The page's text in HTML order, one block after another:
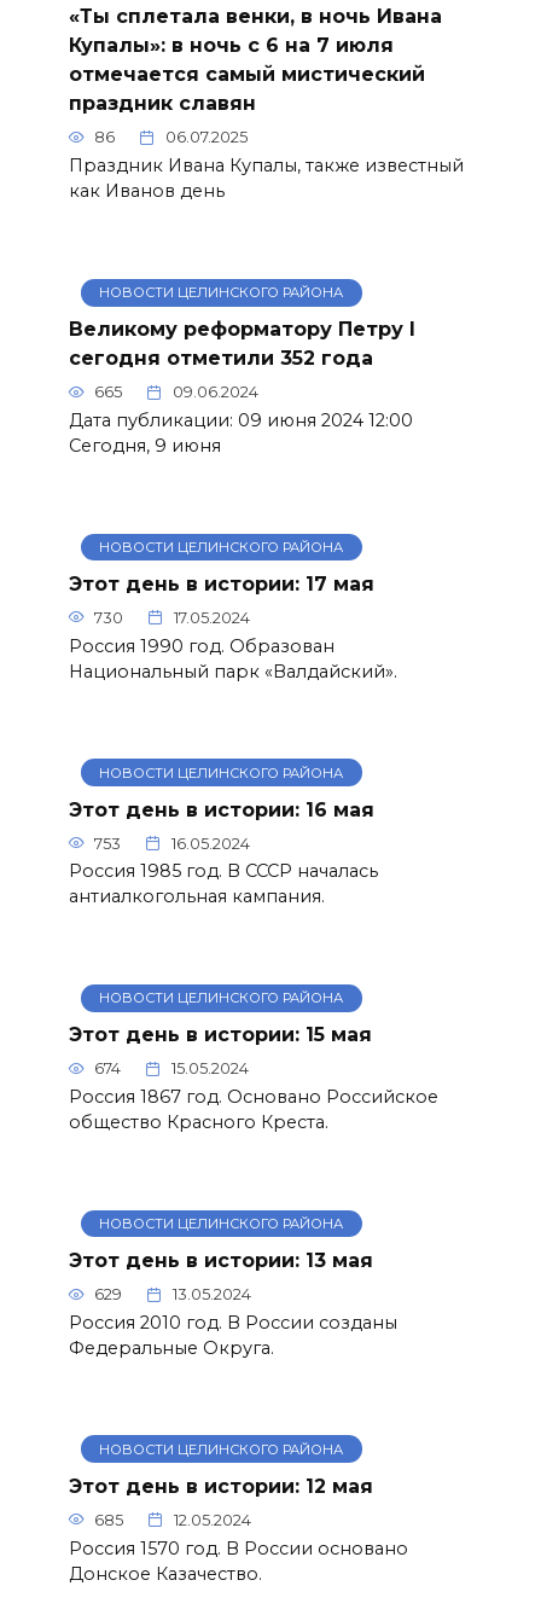
«Ты сплетала венки, в ночь Ивана
Купалы»: в ночь с 6 на 7 июля
отмечается самый мистический
праздник славян
86 06.07.2025
Праздник Ивана Купалы, также известный
как Иванов день
НОВОСТИ ЦЕЛИНСКОГО РАЙОНА
Великому реформатору Петру I
сегодня отметили 352 года
665 09.06.2024
Дата публикации: 09 июня 2024 12:00
Сегодня, 9 июня
НОВОСТИ ЦЕЛИНСКОГО РАЙОНА
Этот день в истории: 17 мая
730 17.05.2024
Россия 1990 год. Образован
Национальный парк «Валдайский».
НОВОСТИ ЦЕЛИНСКОГО РАЙОНА
Этот день в истории: 16 мая
753 16.05.2024
Россия 1985 год. В СССР началась
антиалкогольная кампания.
НОВОСТИ ЦЕЛИНСКОГО РАЙОНА
Этот день в истории: 15 мая
674 15.05.2024
Россия 1867 год. Основано Российское
общество Красного Креста.
НОВОСТИ ЦЕЛИНСКОГО РАЙОНА
Этот день в истории: 13 мая
629 13.05.2024
Россия 2010 год. В России созданы
Федеральные Округа.
НОВОСТИ ЦЕЛИНСКОГО РАЙОНА
Этот день в истории: 12 мая
685 12.05.2024
Россия 1570 год. В России основано
Донское Казачество.